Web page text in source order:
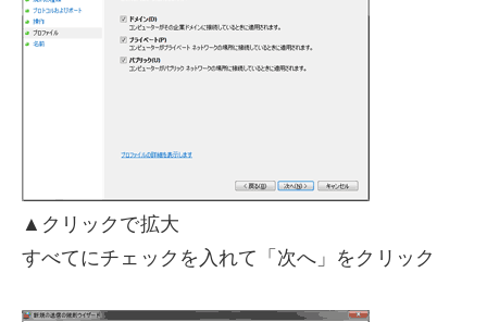
▲クリックで拡大
すべてにチェックを入れて「次へ」をクリック